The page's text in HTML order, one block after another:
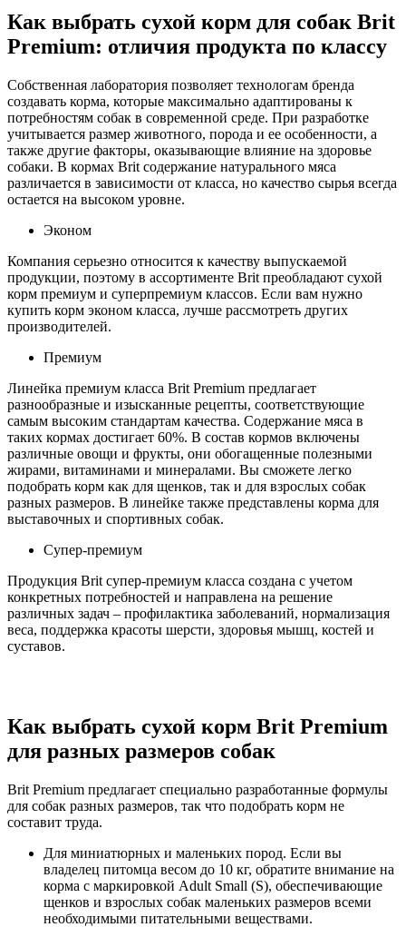
Как выбрать сухой корм для собак Brit
Premium: отличия продукта по классу
Собственная лаборатория позволяет технологам бренда
создавать корма, которые максимально адаптированы к
потребностям собак в современной среде. При разработке
учитывается размер животного, порода и ее особенности, а
также другие факторы, оказывающие влияние на здоровье
собаки. В кормах Brit содержание натурального мяса
различается в зависимости от класса, но качество сырья всегда
остается на высоком уровне.
Эконом
Компания серьезно относится к качеству выпускаемой
продукции, поэтому в ассортименте Brit преобладают сухой
корм премиум и суперпремиум классов. Если вам нужно
купить корм эконом класса, лучше рассмотреть других
производителей.
Премиум
Линейка премиум класса Brit Premium предлагает
разнообразные и изысканные рецепты, соответствующие
самым высоким стандартам качества. Содержание мяса в
таких кормах достигает 60%. В состав кормов включены
различные овощи и фрукты, они обогащенные полезными
жирами, витаминами и минералами. Вы сможете легко
подобрать корм как для щенков, так и для взрослых собак
разных размеров. В линейке также представлены корма для
выставочных и спортивных собак.
Супер-премиум
Продукция Brit супер-премиум класса создана с учетом
конкретных потребностей и направлена на решение
различных задач – профилактика заболеваний, нормализация
веса, поддержка красоты шерсти, здоровья мышц, костей и
суставов.
Как выбрать сухой корм Brit Premium
для разных размеров собак
Brit Premium предлагает специально разработанные формулы
для собак разных размеров, так что подобрать корм не
составит труда.
Для миниатюрных и маленьких пород. Если вы
владелец питомца весом до 10 кг, обратите внимание на
корма с маркировкой Adult Small (S), обеспечивающие
щенков и взрослых собак маленьких размеров всеми
необходимыми питательными веществами.